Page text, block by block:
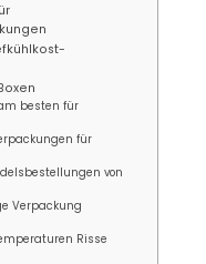
besten für
für
von
Verpackung
Risse